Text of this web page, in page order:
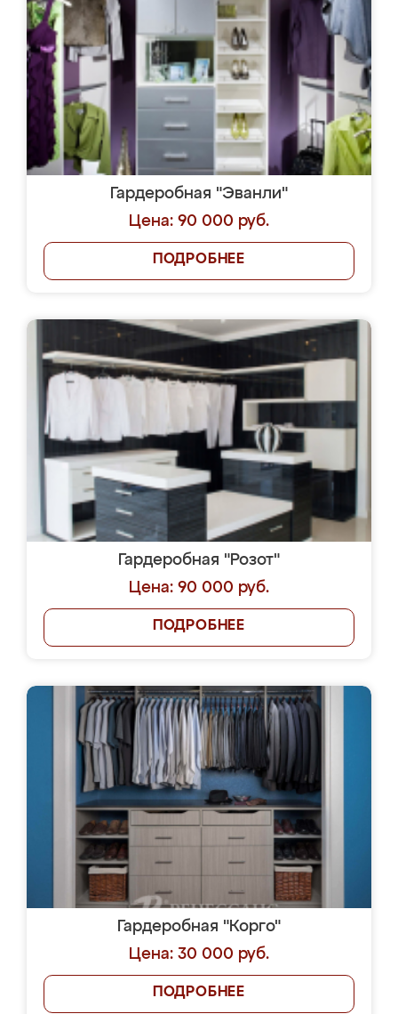
Гардеробная "Эванли"
Цена: 90 000 руб.
ПОДРОБНЕЕ
Гардеробная "Розот"
Цена: 90 000 руб.
ПОДРОБНЕЕ
Гардеробная "Корго"
Цена: 30 000 руб.
ПОДРОБНЕЕ